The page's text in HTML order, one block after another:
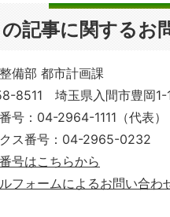
記事に関するお
備部 都市計画課
8511 埼玉県入間市豊岡1-
号：04-2964-1111（代表）
ス番号：04-2965-0232
号はこちらから
フォームによるお問い合わ